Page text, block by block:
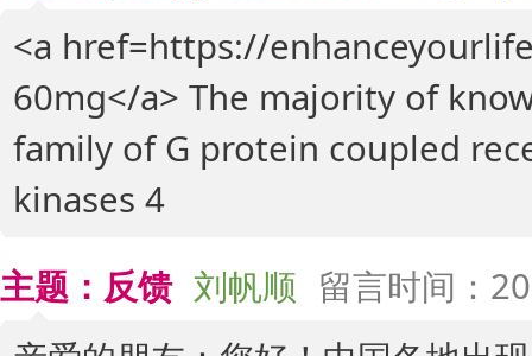
<a href=https://
60mg</a> The majority of
family of G protein coupled
kinases 4
主题：反馈 刘帆顺 留言时间：